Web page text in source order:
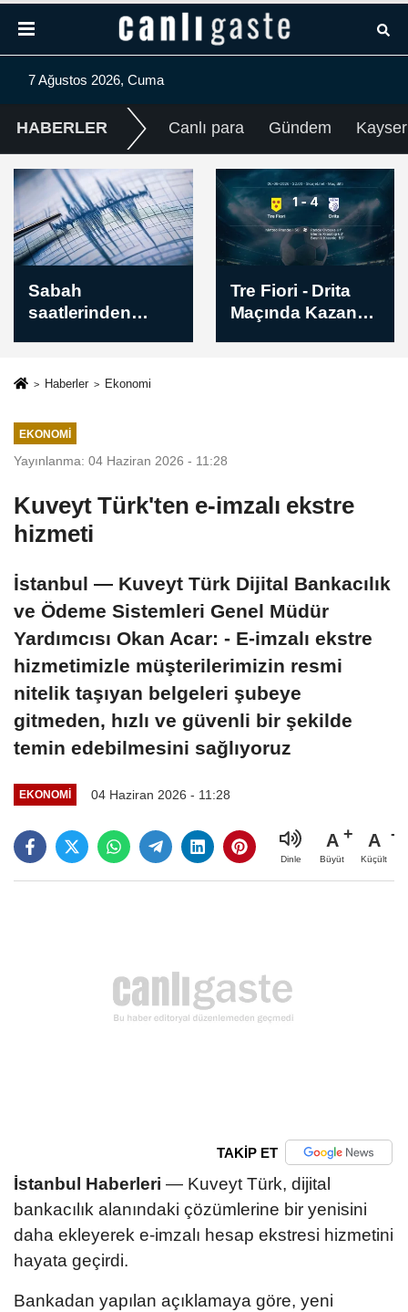
7 Ağustos 2026, Cuma
HABERLER Canlı para Gündem
Tre Fiori - Drita
Maçında Kazanan
Avrupa
Konferans Ligi |
Haberler Ekonomi
EKONOMI
Yayınlanma: 04 Haziran 2026 - 11:28
Kuveyt Türk'ten e-imzalı ekstre
hizmeti
İstanbul — Kuveyt Türk Dijital Bankacılık
ve Ödeme Sistemleri Genel Müdür
Yardımcısı Okan Acar: - E-imzalı ekstre
hizmetimizle müşterilerimizin resmi
nitelik taşıyan belgeleri şubeye
gitmeden, hızlı ve güvenli bir şekilde
temin edebilmesini sağlıyoruz
EKONOMI 04 Haziran 2026 - 11:28
Dinle
A
Büyüt
A
Küçült
TAKİP ET
İstanbul Haberleri — Kuveyt Türk, dijital
bankacılık alanındaki çözümlerine bir yenisini
daha ekleyerek e-imzalı hesap ekstresi hizmetini
hayata geçirdi.
Bankadan yapılan açıklamaya göre, yeni